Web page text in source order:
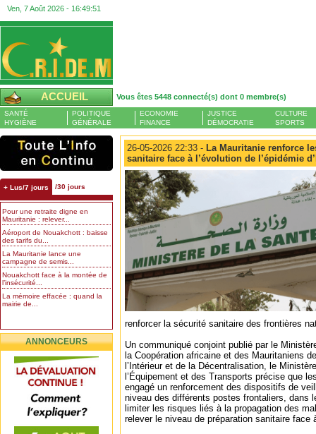
Ven, 7 Août 2026 - 16:49:51
ACCUEIL Vous êtes 5448 connecté(s) dont 0 membre(s)
SANTÉ
HYGIÈNE
POLITIQUE
GÉNÉRALE
ECONOMIE
FINANCE
JUSTICE
DÉMOCRATIE
CULTURE
SPORTS
+ Lus/7 jours /30 jours
Pour une retraite digne en
Mauritanie : relever...
Aéroport de Nouakchott : baisse
des tarifs du...
La Mauritanie lance une
campagne de semis...
Nouakchott face à la montée de
l’insécurité...
La mémoire effacée : quand la
mairie de...
ANNONCEURS
26-05-2026 22:33 - La Mauritanie renforce
sanitaire face à l’évolution de l’épidémie
renforcer la sécurité sanitaire des frontières
Un communiqué conjoint publié par le
la Coopération africaine et des Mauritaniens
l’Intérieur et de la Décentralisation, le
l’Équipement et des Transports précise que
engagé un renforcement des dispositifs de
niveau des différents postes frontaliers, dans
limiter les risques liés à la propagation des
relever le niveau de préparation sanitaire face